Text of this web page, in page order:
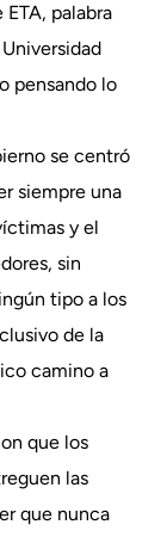
palabra
pensando lo
se centró
siempre una
y el
sin
tipo a los
de la
camino a
que los
las
que nunca